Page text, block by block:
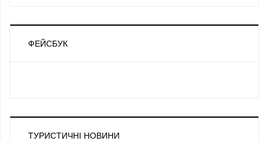
ФЕЙСБУК
ТУРИСТИЧНІ НОВИНИ